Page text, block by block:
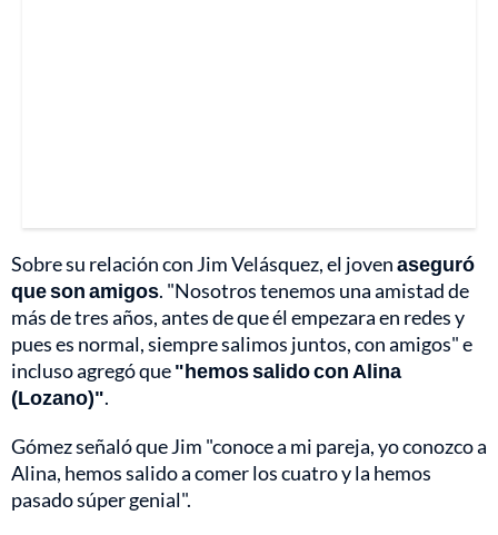
Sobre su relación con Jim Velásquez, el jovenaseguró
que son amigos. "Nosotros tenemos una amistad de
más de tres años, antes de que él empezara en redes y
pues es normal, siempre salimos juntos, con amigos" e
incluso agregó que"hemos salido con Alina
(Lozano)".
Gómez señaló que Jim "conoce a mi pareja, yo conozco a
Alina, hemos salido a comer los cuatro y la hemos
pasado súper genial".